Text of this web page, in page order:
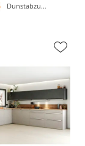
Dunstabzugshaube